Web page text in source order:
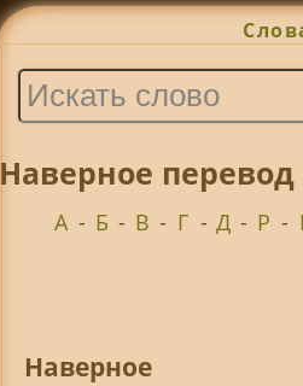
Наверное
А - Б - В - Г - Д - Р -
Наверное